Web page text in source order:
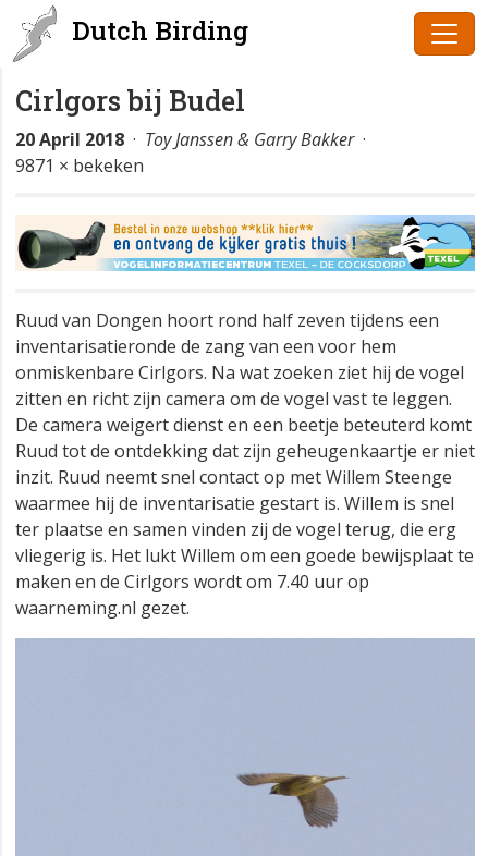
Dutch Birding
Cirlgors bij Budel
20 April 2018 · Toy Janssen & Garry Bakker·
9871 × bekeken
Ruud van Dongen hoort rond half zeven tijdens een
inventarisatieronde de zang van een voor hem
onmiskenbare Cirlgors. Na wat zoeken ziet hij de vogel
zitten en richt zijn camera om de vogel vast te leggen.
De camera weigert dienst en een beetje beteuterd komt
Ruud tot de ontdekking dat zijn geheugenkaartje er niet
inzit. Ruud neemt snel contact op met Willem Steenge
waarmee hij de inventarisatie gestart is. Willem is snel
ter plaatse en samen vinden zij de vogel terug, die erg
vliegerig is. Het lukt Willem om een goede bewijsplaat te
maken en de Cirlgors wordt om 7.40 uur op
waarneming.nl gezet.